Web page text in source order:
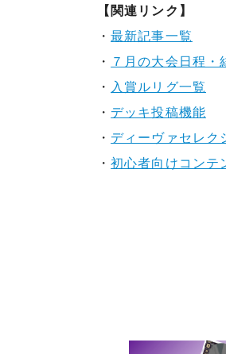
【関連リンク】
・最新記事一覧
・ ７月の大会日程・
・ 入賞ルリグ一覧
・ デッキ投稿機能
・ ディーヴァセレク
・初心者向けコンテ